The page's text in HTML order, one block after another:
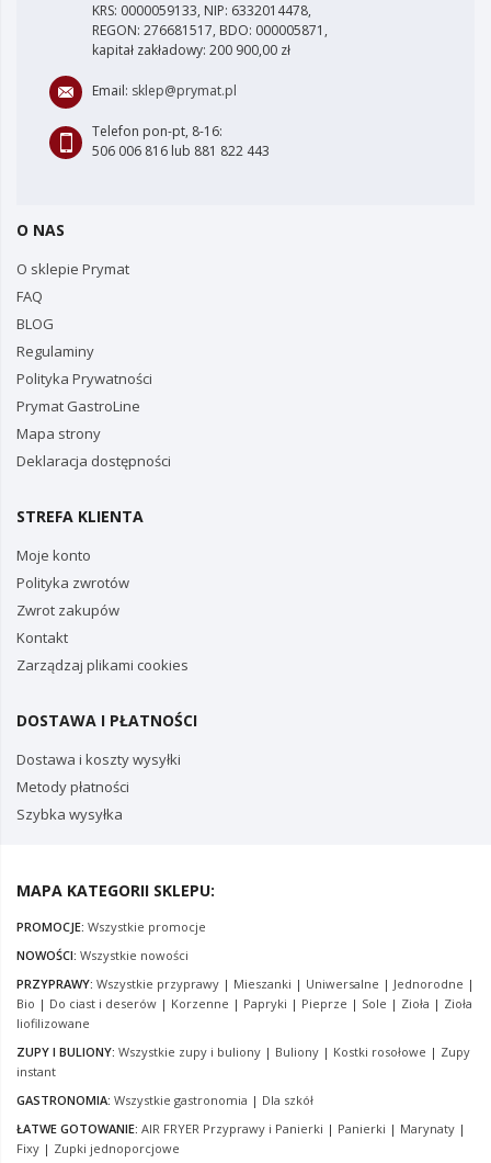
KRS: 0000059133, NIP: 6332014478,
REGON: 276681517, BDO: 000005871,
kapitał zakładowy: 200 900,00 zł
Email: sklep@prymat.pl
Telefon pon-pt, 8-16:
506 006 816 lub 881 822 443
O NAS
O sklepie Prymat
FAQ
BLOG
Regulaminy
Polityka Prywatności
Prymat GastroLine
Mapa strony
Deklaracja dostępności
STREFA KLIENTA
Moje konto
Polityka zwrotów
Zwrot zakupów
Kontakt
Zarządzaj plikami cookies
DOSTAWA I PŁATNOŚCI
Dostawa i koszty wysyłki
Metody płatności
Szybka wysyłka
MAPA KATEGORII SKLEPU:
PROMOCJE: Wszystkie promocje
NOWOŚCI: Wszystkie nowości
PRZYPRAWY: Wszystkie przyprawy | Mieszanki | Uniwersalne | Jednorodne |
Bio | Do ciast i deserów | Korzenne | Papryki | Pieprze | Sole | Zioła | Zioła
liofilizowane
ZUPY I BULIONY: Wszystkie zupy i buliony | Buliony | Kostki rosołowe | Zupy
instant
GASTRONOMIA: Wszystkie gastronomia | Dla szkół
ŁATWE GOTOWANIE: AIR FRYER Przyprawy i Panierki | Panierki | Marynaty |
Fixy | Zupki jednoporcjowe